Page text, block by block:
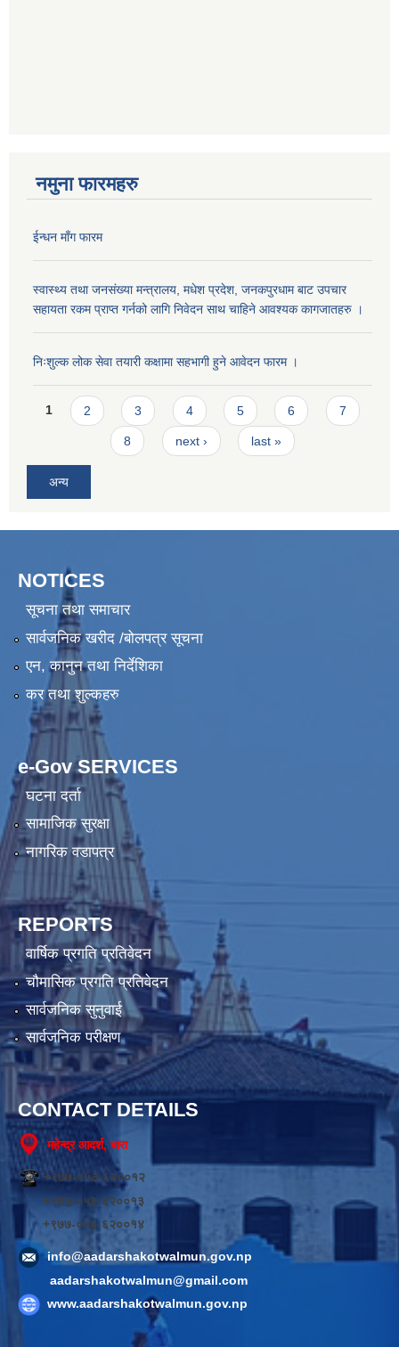
नमुना फारमहरु
ईन्धन माँग फारम
स्वास्थ्य तथा जनसंख्या मन्त्रालय, मधेश प्रदेश, जनकपुरधाम बाट उपचार
सहायता रकम प्राप्त गर्नको लागि निवेदन साथ चाहिने आवश्यक कागजातहरु ।
निःशुल्क लोक सेवा तयारी कक्षामा सहभागी हुने आवेदन फारम ।
Pages
1 2 3 4 5 6 7
8 next › last »
अन्य
NOTICES
सूचना तथा समाचार
सार्वजनिक खरीद /बोलपत्र सूचना
एन, कानुन तथा निर्देशिका
कर तथा शुल्कहरु
e-Gov SERVICES
घटना दर्ता
सामाजिक सुरक्षा
नागरिक वडापत्र
REPORTS
वार्षिक प्रगति प्रतिवेदन
चौमासिक प्रगति प्रतिवेदन
सार्वजनिक सुनुवाई
सार्वजनिक परीक्षण
CONTACT DETAILS
महेन्द्र आदर्श, बारा
+९७७-०५३-६२००१२
+९७७-०५३-६२००१३
+९७७-०५३-६२००१४
info@aadarshakotwalmun.gov.np
aadarshakotwalmun@gmail.com
www.aadarshakotwalmun.gov.np